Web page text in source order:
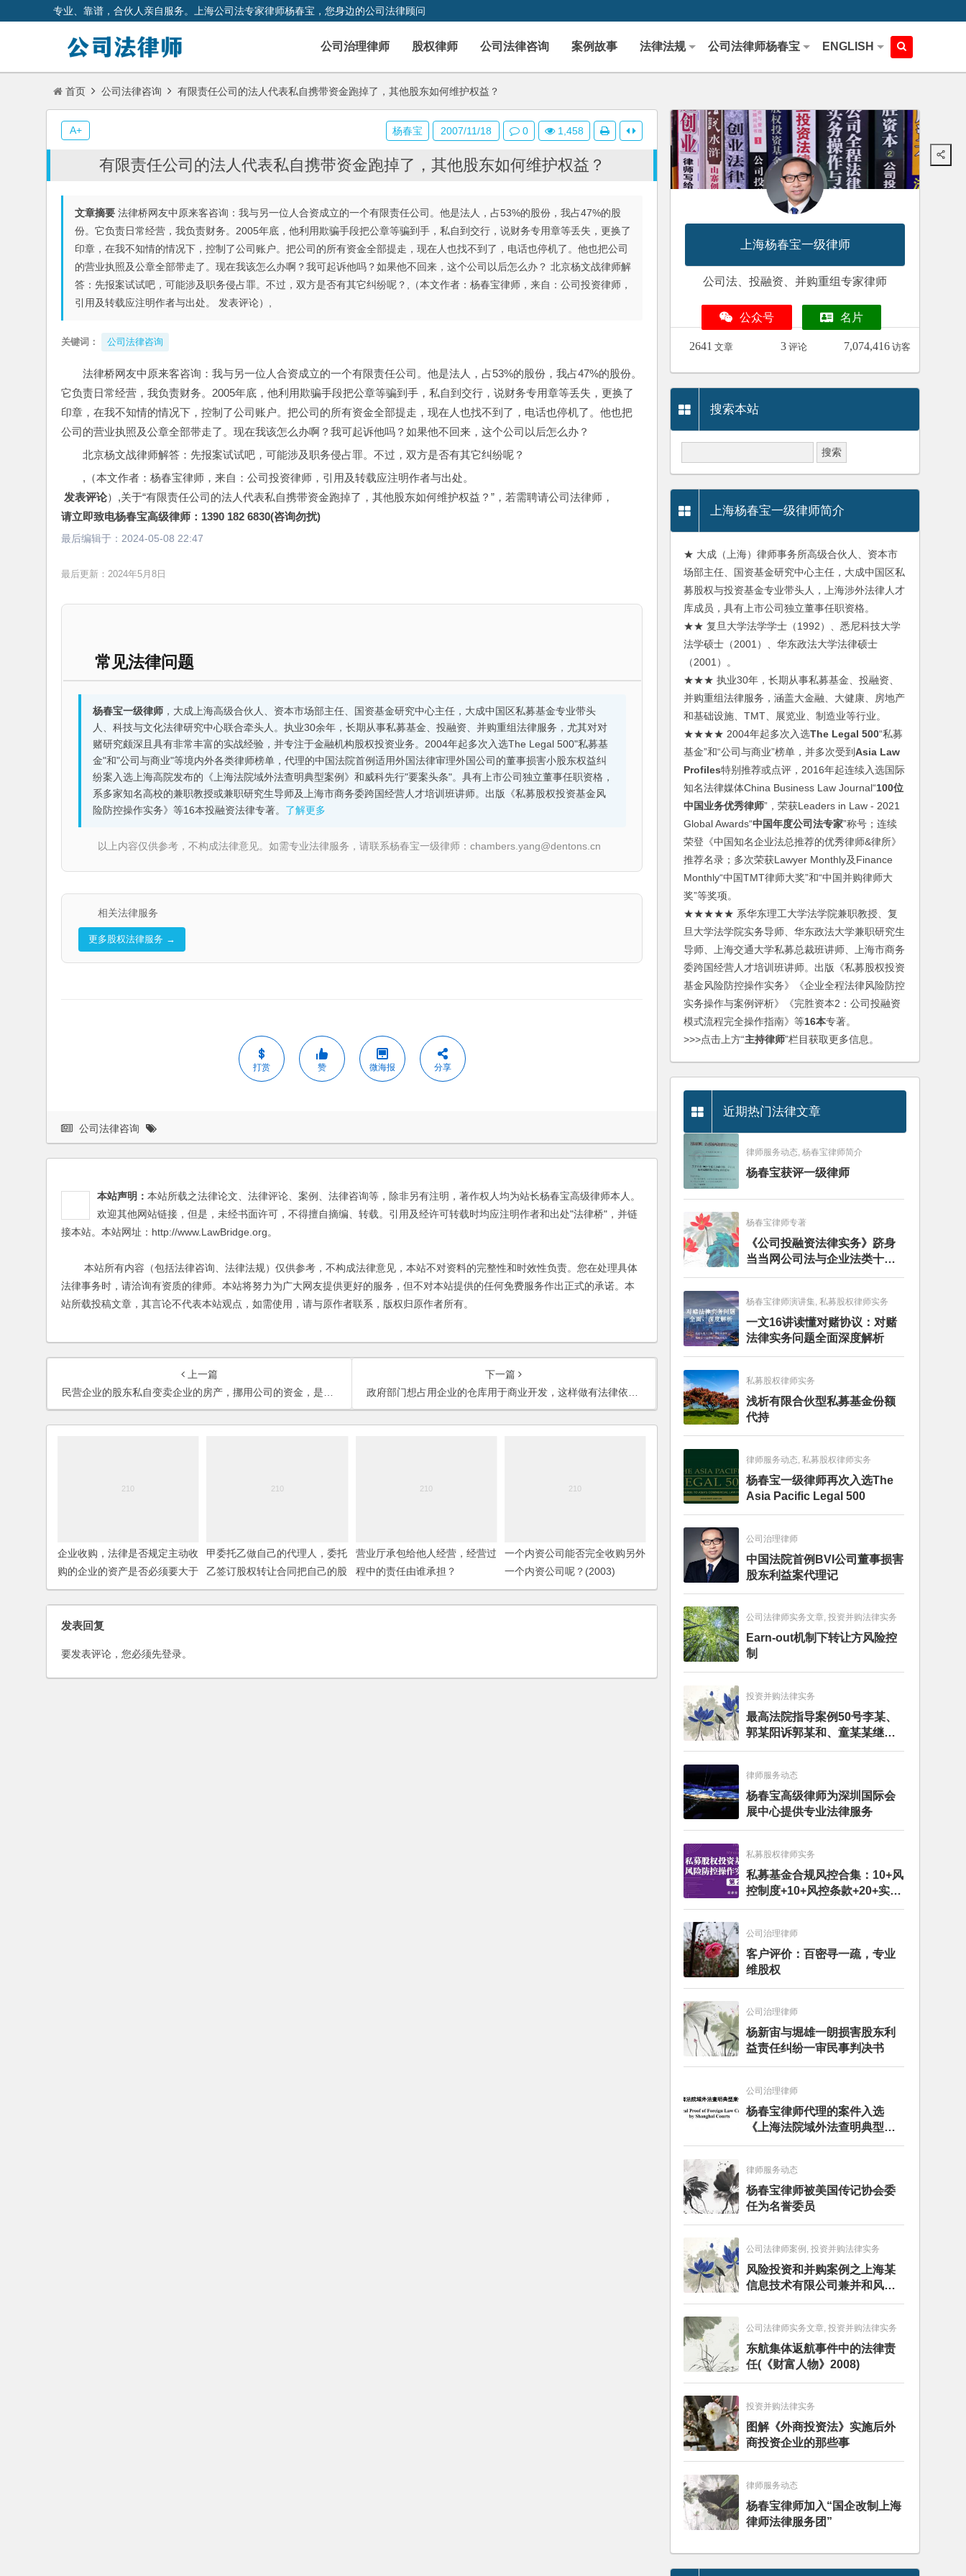
专业、靠谱，合伙人亲自服务。上海公司法专家律师杨春宝，您身边的公司法律顾问
公司治理律师 股权律师 公司法律咨询 案例故事 法律法规 公司法律师杨春宝 ENGLISH
首页 公司法律咨询 有限责任公司的法人代表私自携带资金跑掉了，其他股东如何维护权益？
有限责任公司的法人代表私自携带资金跑掉了，其他股东如何维护权益？
文章摘要 法律桥网友中原来客咨询：我与另一位人合资成立的一个有限责任公司。他是法人，占53%的股份，我占47%的股
份。它负责日常经营，我负责财务。2005年底，他利用欺骗手段把公章等骗到手，私自到交行，说财务专用章等丢失，更换了
印章，在我不知情的情况下，控制了公司账户。把公司的所有资金全部提走，现在人也找不到了，电话也停机了。他也把公司
的营业执照及公章全部带走了。现在我该怎么办啊？我可起诉他吗？如果他不回来，这个公司以后怎么办？ 北京杨文战律师解
答：先报案试试吧，可能涉及职务侵占罪。不过，双方是否有其它纠纷呢？,（本文作者：杨春宝律师，来自：公司投资律师，
引用及转载应注明作者与出处。 发表评论）,
关键词： 公司法律咨询
法律桥网友中原来客咨询：我与另一位人合资成立的一个有限责任公司。他是法人，占53%的股份，我占47%的股份。
它负责日常经营，我负责财务。2005年底，他利用欺骗手段把公章等骗到手，私自到交行，说财务专用章等丢失，更换了
印章，在我不知情的情况下，控制了公司账户。把公司的所有资金全部提走，现在人也找不到了，电话也停机了。他也把
公司的营业执照及公章全部带走了。现在我该怎么办啊？我可起诉他吗？如果他不回来，这个公司以后怎么办？
北京杨文战律师解答：先报案试试吧，可能涉及职务侵占罪。不过，双方是否有其它纠纷呢？
,（本文作者：杨春宝律师，来自：公司投资律师，引用及转载应注明作者与出处。
发表评论）,关于“有限责任公司的法人代表私自携带资金跑掉了，其他股东如何维护权益？”，若需聘请公司法律师，
请立即致电杨春宝高级律师：1390 182 6830(咨询勿扰)
最后编辑于： 2024-05-08 22:47
最后更新：2024年5月8日
常见法律问题
杨春宝一级律师，大成上海高级合伙人、资本市场部主任、国资基金研究中心主任，大成中国区私募基金专业带头
人、科技与文化法律研究中心联合牵头人。执业30余年，长期从事私募基金、投融资、并购重组法律服务，尤其对对
赌研究颇深且具有非常丰富的实战经验，并专注于金融机构股权投资业务。2004年起多次入选The Legal 500"私募基
金"和"公司与商业"等境内外各类律师榜单，代理的中国法院首例适用外国法律审理外国公司的董事损害小股东权益纠
纷案入选上海高院发布的《上海法院域外法查明典型案例》和威科先行"要案头条"。具有上市公司独立董事任职资格，
系多家知名高校的兼职教授或兼职研究生导师及上海市商务委跨国经营人才培训班讲师。出版《私募股权投资基金风
险防控操作实务》等16本投融资法律专著。 了解更多
以上内容仅供参考，不构成法律意见。如需专业法律服务，请联系杨春宝一级律师：chambers.yang@dentons.cn
相关法律服务
更多股权法律服务 →
打赏 赞 微海报 分享
杨春宝 2007/11/18 0 1,458
A+
公司法律咨询
本站声明： 本站所载之法律论文、法律评论、案例、法律咨询等，除非另有注明，著作权人均为站长杨春宝高级律师本人。
欢迎其他网站链接，但是，未经书面许可，不得擅自摘编、转载。引用及经许可转载时均应注明作者和出处"法律桥"，并链
接本站。本站网址：http://www.LawBridge.org。
本站所有内容（包括法律咨询、法律法规）仅供参考，不构成法律意见，本站不对资料的完整性和时效性负责。您在处理具体
法律事务时，请洽询有资质的律师。本站将努力为广大网友提供更好的服务，但不对本站提供的任何免费服务作出正式的承诺。本
站所载投稿文章，其言论不代表本站观点，如需使用，请与原作者联系，版权归原作者所有。
上一篇
民营企业的股东私自变卖企业的房产，挪用公司的资金，是否违法？
下一篇
政府部门想占用企业的仓库用于商业开发，这样做有法律依据吗？
企业收购，法律是否规定主动收
购的企业的资产是否必须要大于
被收购的企业？
甲委托乙做自己的代理人，委托
乙签订股权转让合同把自己的股
份全部转让给乙，该股权转让合
同是否有效？
营业厅承包给他人经营，经营过
程中的责任由谁承担？
一个内资公司能否完全收购另外
一个内资公司呢？(2003)
发表回复
要发表评论，您必须先登录。
上海杨春宝一级律师
公司法、投融资、并购重组专家律师
公众号 名片
2641 文章 3 评论 7,074,416 访客
搜索本站
上海杨春宝一级律师简介
★ 大成（上海）律师事务所高级合伙人、资本市
场部主任、国资基金研究中心主任，大成中国区私
募股权与投资基金专业带头人，上海涉外法律人才
库成员，具有上市公司独立董事任职资格。
★★ 复旦大学法学学士（1992）、悉尼科技大学
法学硕士（2001）、华东政法大学法律硕士
（2001）。
★★★ 执业30年，长期从事私募基金、投融资、
并购重组法律服务，涵盖大金融、大健康、房地产
和基础设施、TMT、展览业、制造业等行业。
★★★★ 2004年起多次入选The Legal 500“私募
基金”和“公司与商业”榜单，并多次受到Asia Law
Profiles特别推荐或点评，2016年起连续入选国际
知名法律媒体China Business Law Journal“100位
中国业务优秀律师”，荣获Leaders in Law - 2021
Global Awards“中国年度公司法专家”称号；连续
荣登《中国知名企业法总推荐的优秀律师&律所》
推荐名录；多次荣获Lawyer Monthly及Finance
Monthly“中国TMT律师大奖”和“中国并购律师大
奖”等奖项。
★★★★★ 系华东理工大学法学院兼职教授、复
旦大学法学院实务导师、华东政法大学兼职研究生
导师、上海交通大学私募总裁班讲师、上海市商务
委跨国经营人才培训班讲师。出版《私募股权投资
基金风险防控操作实务》《企业全程法律风险防控
实务操作与案例评析》《完胜资本2：公司投融资
模式流程完全操作指南》等16本专著。
>>>点击上方“主持律师”栏目获取更多信息。
近期热门法律文章
律师服务动态, 杨春宝律师简介
杨春宝获评一级律师
杨春宝律师专著
《公司投融资法律实务》跻身
当当网公司法与企业法类十大
畅销图书榜
杨春宝律师演讲集, 私募股权律师实务
一文16讲读懂对赌协议：对赌
法律实务问题全面深度解析
私募股权律师实务
浅析有限合伙型私募基金份额
代持
律师服务动态, 私募股权律师实务
杨春宝一级律师再次入选The
Asia Pacific Legal 500
公司治理律师
中国法院首例BVI公司董事损害
股东利益案代理记
公司法律师实务文章, 投资并购法律实务
Earn-out机制下转让方风险控
制
投资并购法律实务
最高法院指导案例50号李某、
郭某阳诉郭某和、童某某继承
纠纷案
律师服务动态
杨春宝高级律师为深圳国际会
展中心提供专业法律服务
私募股权律师实务
私募基金合规风控合集：10+风
控制度+10+风控条款+20+实务
文章+每月动态
公司治理律师
客户评价：百密寻一疏，专业
维股权
公司治理律师
杨新宙与堀雄一朗损害股东利
益责任纠纷一审民事判决书
公司治理律师
杨春宝律师代理的案件入选
《上海法院域外法查明典型案
例》
律师服务动态
杨春宝律师被美国传记协会委
任为名誉委员
公司法律师案例, 投资并购法律实务
风险投资和并购案例之上海某
信息技术有限公司兼并和风险
投资服务
公司法律师实务文章, 投资并购法律实务
东航集体返航事件中的法律责
任(《财富人物》2008)
投资并购法律实务
图解《外商投资法》实施后外
商投资企业的那些事
律师服务动态
杨春宝律师加入“国企改制上海
律师法律服务团”